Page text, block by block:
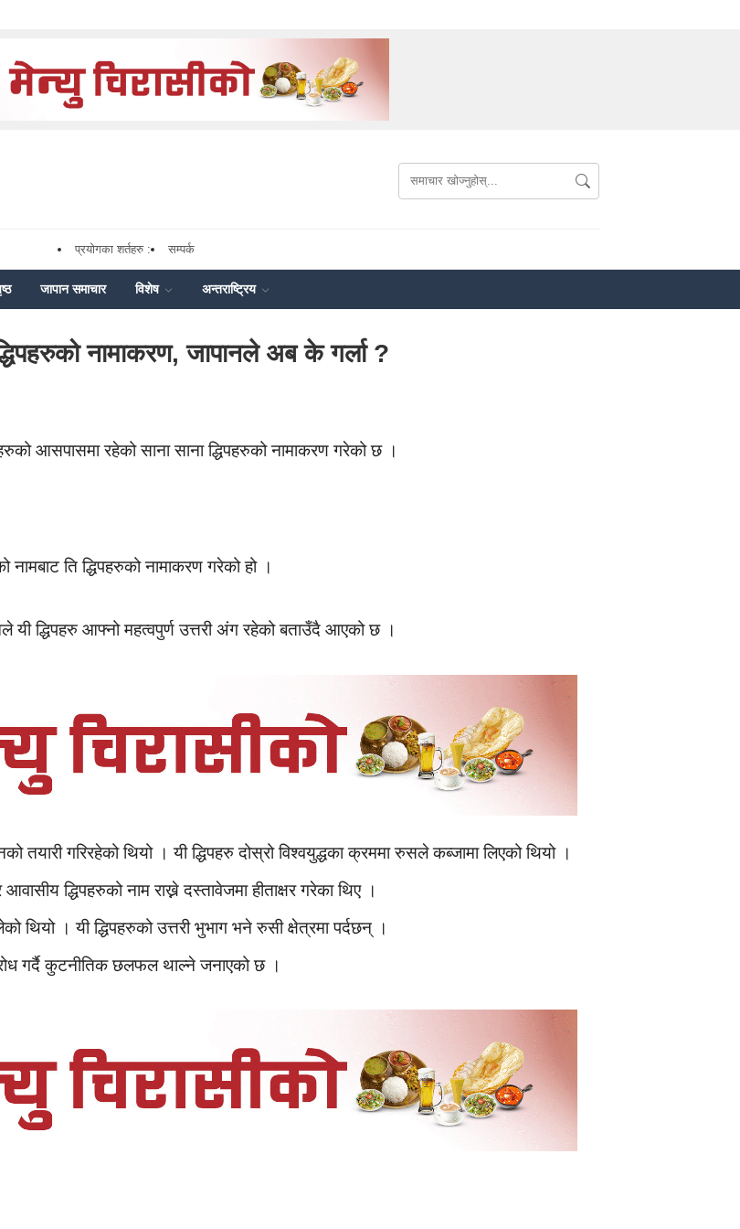
प्रयोगका शर्तहरु : सम्पर्क
जापान समाचार विशेष अन्तराष्ट्रिय
नामाकरण, जापानले अब के गर्ला ?
आसपासमा रहेको साना साना द्धिपहरुको नामाकरण गरेको छ ।
ति द्धिपहरुको नामाकरण गरेको हो ।
यी द्धिपहरु आफ्नो महत्वपुर्ण उत्तरी अंग रहेको बताउँदै आएको छ ।
तयारी गरिरहेको थियो । यी द्धिपहरु दोस्रो विश्वयुद्धका क्रममा रुसले कब्जामा लिएको थियो ।
द्धिपहरुको नाम राख्ने दस्तावेजमा हीताक्षर गरेका थिए ।
। यी द्धिपहरुको उत्तरी भुभाग भने रुसी क्षेत्रमा पर्दछन् ।
गर्दै कुटनीतिक छलफल थाल्ने जनाएको छ ।